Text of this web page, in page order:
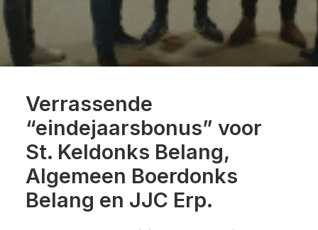
Verrassende
“eindejaarsbonus” voor
St. Keldonks Belang,
Algemeen Boerdonks
Belang en JJC Erp.